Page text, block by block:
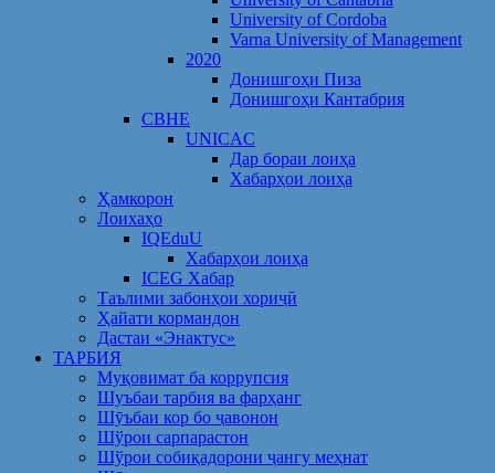
University of Cordoba
Varna University of Management
2020
Донишгоҳи Пиза
Донишгоҳи Кантабрия
CBHE
UNICAC
Дар бораи лоиҳа
Хабарҳои лоиҳа
Ҳамкорон
Лоихаҳо
IQEduU
Хабарҳои лоиҳа
ICEG Хабар
Таълими забонҳои хориҷӣ
Ҳайати кормандон
Дастаи «Энактус»
ТАРБИЯ
Муқовимат ба коррупсия
Шуъбаи тарбия ва фарҳанг
Шӯъбаи кор бо ҷавонон
Шўрои сарпарастон
Шўрои собиқадорони ҷангу меҳнат